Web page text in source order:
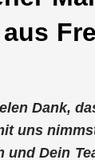
Dank,
uns
und Dein